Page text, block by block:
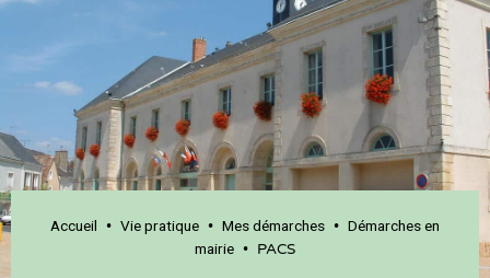
Accueil • Vie pratique • Mes démarches • Démarches en
mairie • PACS